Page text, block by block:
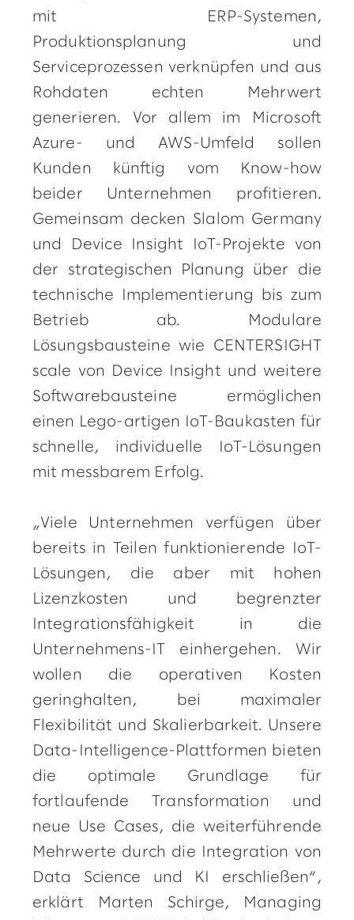
mit ERP-Systemen,
Produktionsplanung und
Serviceprozessen verknüpfen und aus
Rohdaten echten Mehrwert
generieren. Vor allem im Microsoft
Azure- und AWS-Umfeld sollen
Kunden künftig vom Know-how
beider Unternehmen profitieren.
Gemeinsam decken Slalom Germany
und Device Insight IoT-Projekte von
der strategischen Planung über die
technische Implementierung bis zum
Betrieb ab. Modulare
Lösungsbausteine wie CENTERSIGHT
scale von Device Insight und weitere
Softwarebausteine ermöglichen
einen Lego-artigen IoT-Baukasten für
schnelle, individuelle IoT-Lösungen
mit messbarem Erfolg.
„Viele Unternehmen verfügen über
bereits in Teilen funktionierende IoT-
Lösungen, die aber mit hohen
Lizenzkosten und begrenzter
Integrationsfähigkeit in die
Unternehmens-IT einhergehen. Wir
wollen die operativen Kosten
geringhalten, bei maximaler
Flexibilität und Skalierbarkeit. Unsere
Data-Intelligence-Plattformen bieten
die optimale Grundlage für
fortlaufende Transformation und
neue Use Cases, die weiterführende
Mehrwerte durch die Integration von
Data Science und KI erschließen“,
erklärt Marten Schirge, Managing